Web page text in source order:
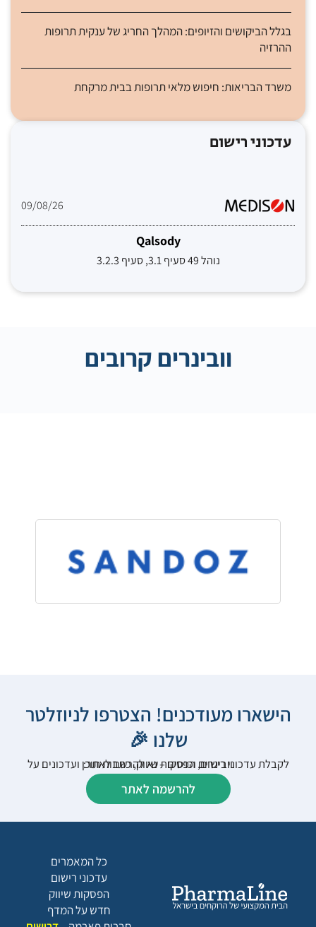
בגלל הביקושים והזיופים: המהלך החריג של ענקית תרופות
ההרזיה
משרד הבריאות: חיפוש מלאי תרופות בבית מרקחת
עדכוני רישום
09/08/26
Qalsody
נוהל 49 סעיף 3.1, סעיף 3.2.3
וובינרים קרובים
הישארו מעודכנים! הצטרפו לניוזלטר
שלנו 🎉
לקבלת עדכוני רישום, הפסקות שיווק, כתבות תוכן ועדכונים על וובינרים וכנסים – נא להרשם לאתר:
להרשמה לאתר
כל המאמרים
עדכוני רישום
הפסקות שיווק
חדש על המדף